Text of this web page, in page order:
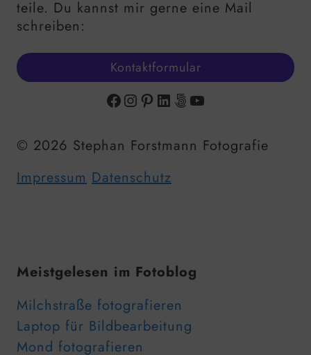
teile. Du kannst mir gerne eine Mail
schreiben:
Kontaktformular
Facebook
Instagram
Pinterest
LinkedIn
500px
YouTube
© 2026 Stephan Forstmann Fotografie
Impressum Datenschutz
Meistgelesen im Fotoblog
Milchstraße fotografieren
Laptop für Bildbearbeitung
Mond fotografieren